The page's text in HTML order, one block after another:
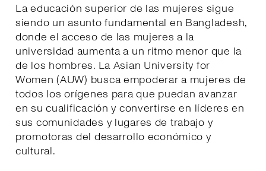
La educación superior de las mujeres sigue
siendo un asunto fundamental en Bangladesh,
donde el acceso de las mujeres a la
universidad aumenta a un ritmo menor que la
de los hombres. La Asian University for
Women (AUW) busca empoderar a mujeres de
todos los orígenes para que puedan avanzar
en su cualificación y convertirse en líderes en
sus comunidades y lugares de trabajo y
promotoras del desarrollo económico y
cultural.